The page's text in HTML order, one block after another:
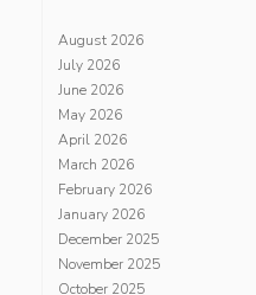
August 2026
July 2026
June 2026
May 2026
April 2026
March 2026
February 2026
January 2026
December 2025
November 2025
October 2025